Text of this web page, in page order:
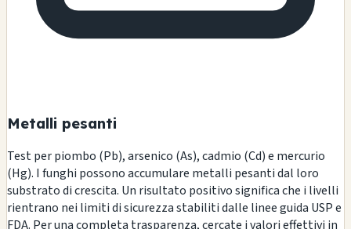
Metalli pesanti
Test per piombo (Pb), arsenico (As), cadmio (Cd) e mercurio
(Hg). I funghi possono accumulare metalli pesanti dal loro
substrato di crescita. Un risultato positivo significa che i livelli
rientrano nei limiti di sicurezza stabiliti dalle linee guida USP e
FDA. Per una completa trasparenza, cercate i valori effettivi in